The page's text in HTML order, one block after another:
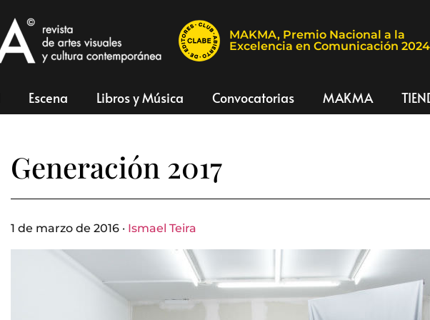
MAKMA, Premio Nacional a la
Excelencia en Comunicación 2024
Escena Libros y Música Convocatorias MAKMA
Generación 2017
1 de marzo de 2016 · Ismael Teira